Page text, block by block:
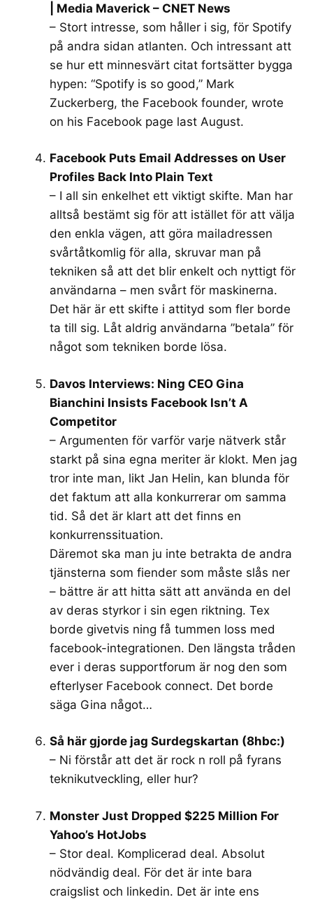
| Media Maverick – CNET News
– Stort intresse, som håller i sig, för Spotify
på andra sidan atlanten. Och intressant att
se hur ett minnesvärt citat fortsätter bygga
hypen: “Spotify is so good,” Mark
Zuckerberg, the Facebook founder, wrote
on his Facebook page last August.
Facebook Puts Email Addresses on User
Profiles Back Into Plain Text
– I all sin enkelhet ett viktigt skifte. Man har
alltså bestämt sig för att istället för att välja
den enkla vägen, att göra mailadressen
svårtåtkomlig för alla, skruvar man på
tekniken så att det blir enkelt och nyttigt för
användarna – men svårt för maskinerna.
Det här är ett skifte i attityd som fler borde
ta till sig. Låt aldrig användarna ”betala” för
något som tekniken borde lösa.
Davos Interviews: Ning CEO Gina
Bianchini Insists Facebook Isn’t A
Competitor
– Argumenten för varför varje nätverk står
starkt på sina egna meriter är klokt. Men jag
tror inte man, likt Jan Helin, kan blunda för
det faktum att alla konkurrerar om samma
tid. Så det är klart att det finns en
konkurrenssituation.
Däremot ska man ju inte betrakta de andra
tjänsterna som fiender som måste slås ner
– bättre är att hitta sätt att använda en del
av deras styrkor i sin egen riktning. Tex
borde givetvis ning få tummen loss med
facebook-integrationen. Den längsta tråden
ever i deras supportforum är nog den som
efterlyser Facebook connect. Det borde
säga Gina något…
Så här gjorde jag Surdegskartan (8hbc:)
– Ni förstår att det är rock n roll på fyrans
teknikutveckling, eller hur?
Monster Just Dropped $225 Million For
Yahoo’s HotJobs
– Stor deal. Komplicerad deal. Absolut
nödvändig deal. För det är inte bara
craigslist och linkedin. Det är inte ens